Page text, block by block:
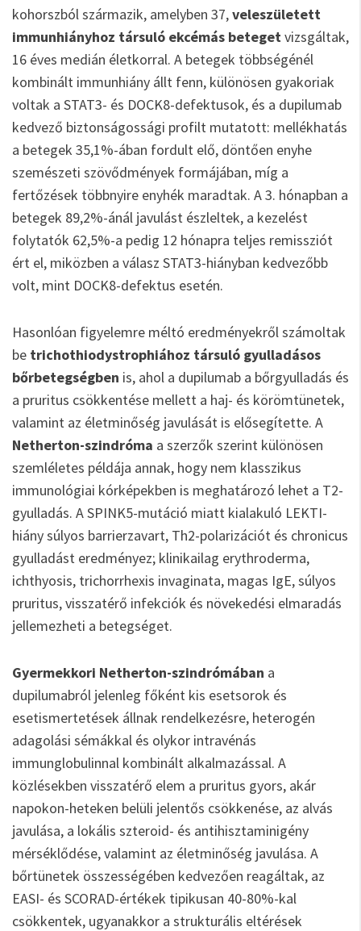
kohorszból származik, amelyben 37,veleszületett
immunhiányhoz társuló ekcémás betegetvizsgáltak,
16 éves medián életkorral. A betegek többségénél
kombinált immunhiány állt fenn, különösen gyakoriak
voltak a STAT3- és DOCK8-defektusok, és a dupilumab
kedvező biztonságossági profilt mutatott: mellékhatás
a betegek 35,1%-ában fordult elő, döntően enyhe
szemészeti szövődmények formájában, míg a
fertőzések többnyire enyhék maradtak. A 3. hónapban a
betegek 89,2%-ánál javulást észleltek, a kezelést
folytatók 62,5%-a pedig 12 hónapra teljes remissziót
ért el, miközben a válasz STAT3-hiányban kedvezőbb
volt, mint DOCK8-defektus esetén.
Hasonlóan figyelemre méltó eredményekről számoltak
be trichothiodystrophiához társuló gyulladásos
bőrbetegségben is, ahol a dupilumab a bőrgyulladás és
a pruritus csökkentése mellett a haj- és körömtünetek,
valamint az életminőség javulását is elősegítette. A
Netherton-szindróma a szerzők szerint különösen
szemléletes példája annak, hogy nem klasszikus
immunológiai kórképekben is meghatározó lehet a T2-
gyulladás. A SPINK5-mutáció miatt kialakuló LEKTI-
hiány súlyos barrierzavart, Th2-polarizációt és chronicus
gyulladást eredményez; klinikailag erythroderma,
ichthyosis, trichorrhexis invaginata, magas IgE, súlyos
pruritus, visszatérő infekciók és növekedési elmaradás
jellemezheti a betegséget.
Gyermekkori Netherton-szindrómában a
dupilumabról jelenleg főként kis esetsorok és
esetismertetések állnak rendelkezésre, heterogén
adagolási sémákkal és olykor intravénás
immunglobulinnal kombinált alkalmazással. A
közlésekben visszatérő elem a pruritus gyors, akár
napokon-heteken belüli jelentős csökkenése, az alvás
javulása, a lokális szteroid- és antihisztaminigény
mérséklődése, valamint az életminőség javulása. A
bőrtünetek összességében kedvezően reagáltak, az
EASI- és SCORAD-értékek tipikusan 40-80%-kal
csökkentek, ugyanakkor a strukturális eltérések